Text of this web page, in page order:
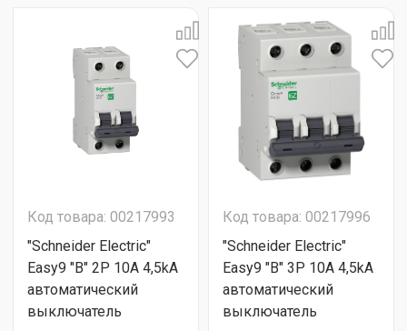
Код товара: 00217993
"Schneider Electric"
Easy9 "B" 2P 10A 4,5kA
автоматический
выключатель
Код товара: 00217996
"Schneider Electric"
Easy9 "B" 3P 10A 4,5kA
автоматический
выключатель